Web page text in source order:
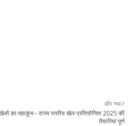
और नया
का महाकुंभ - राज्य स्तरीय खेल प्रतियोगिता 2025 की
तैयारियां पूर्ण